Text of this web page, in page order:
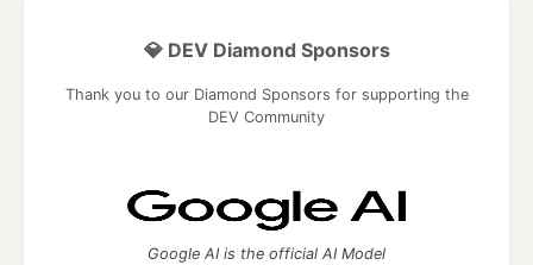
💎 DEV Diamond Sponsors
Thank you to our Diamond Sponsors for supporting the
DEV Community
Google AI is the official AI Model